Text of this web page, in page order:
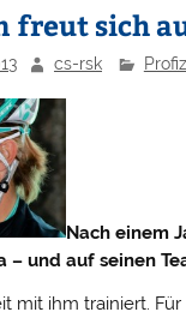
freut sich
cs-rsk
Nach einem
– und auf seinen
mit ihm trainiert.